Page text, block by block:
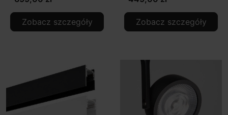
Zobacz szczegóły Zobacz szczegóły